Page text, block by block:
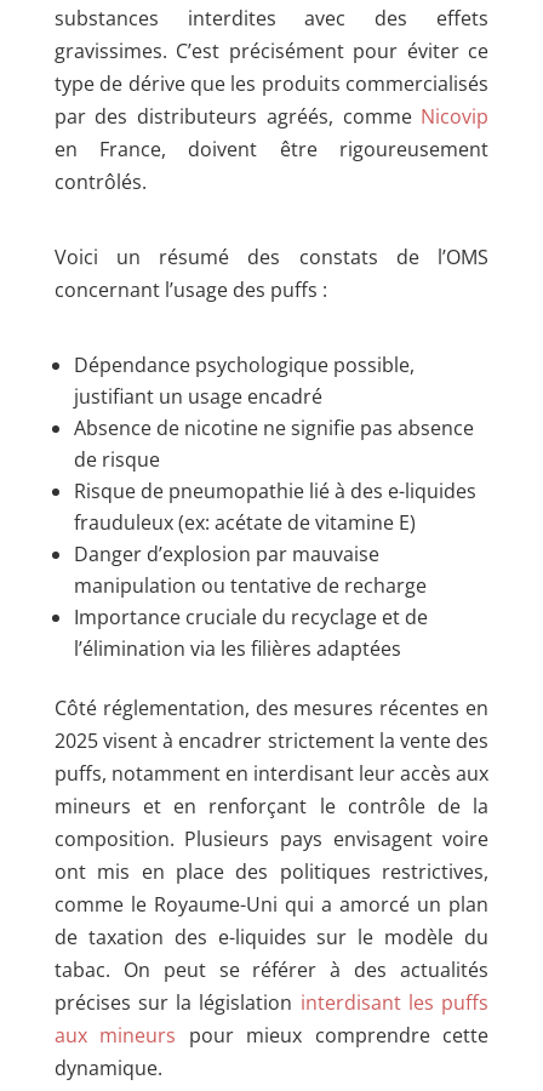
substances interdites avec des effets
gravissimes. C’est précisément pour éviter ce
type de dérive que les produits commercialisés
par des distributeurs agréés, comme Nicovip
en France, doivent être rigoureusement
contrôlés.
Voici un résumé des constats de l’OMS
concernant l’usage des puffs :
Dépendance psychologique possible,
justifiant un usage encadré
Absence de nicotine ne signifie pas absence
de risque
Risque de pneumopathie lié à des e-liquides
frauduleux (ex: acétate de vitamine E)
Danger d’explosion par mauvaise
manipulation ou tentative de recharge
Importance cruciale du recyclage et de
l’élimination via les filières adaptées
Côté réglementation, des mesures récentes en
2025 visent à encadrer strictement la vente des
puffs, notamment en interdisant leur accès aux
mineurs et en renforçant le contrôle de la
composition. Plusieurs pays envisagent voire
ont mis en place des politiques restrictives,
comme le Royaume-Uni qui a amorcé un plan
de taxation des e-liquides sur le modèle du
tabac. On peut se référer à des actualités
précises sur la législation interdisant les puffs
aux mineurs pour mieux comprendre cette
dynamique.